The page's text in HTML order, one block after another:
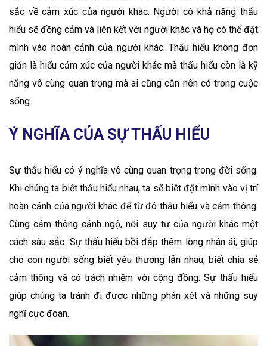
sắc về cảm xúc của người khác. Người có khả năng thấu
hiểu sẽ đồng cảm và liên kết với người khác và họ có thể đặt
mình vào hoàn cảnh của người khác. Thấu hiểu không đơn
giản là hiểu cảm xúc của người khác mà thấu hiểu còn là kỹ
năng vô cùng quan trọng mà ai cũng cần nên có trong cuộc
sống.
Ý NGHĨA CỦA SỰ THẤU HIỂU
Sự thấu hiểu có ý nghĩa vô cùng quan trọng trong đời sống.
Khi chúng ta biết thấu hiểu nhau, ta sẽ biết đặt mình vào vị trí
hoàn cảnh của người khác để từ đó thấu hiểu và cảm thông.
Cùng cảm thông cảnh ngộ, nỗi suy tư của người khác một
cách sâu sắc. Sự thấu hiểu bồi đắp thêm lòng nhân ái, giúp
cho con người sống biết yêu thương lẫn nhau, biết chia sẻ
cảm thông và có trách nhiệm với cộng đồng. Sự thấu hiểu
giúp chúng ta tránh đi được những phán xét và những suy
nghĩ cực đoan.